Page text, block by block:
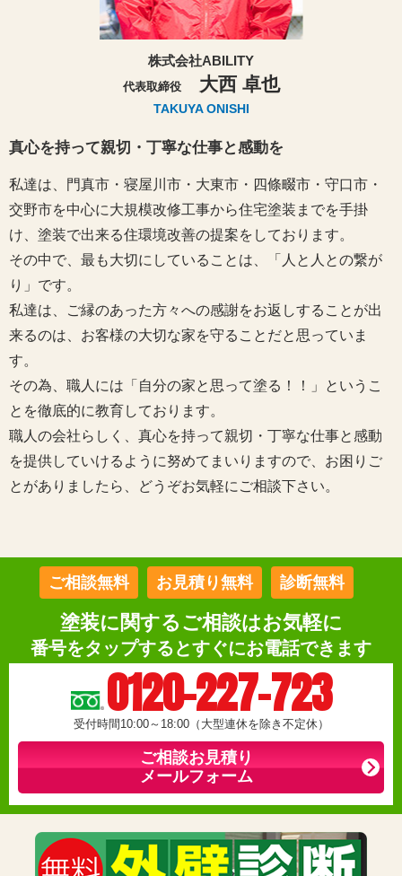
株式会社ABILITY
代表取締役 大西 卓也
TAKUYA ONISHI
真心を持って親切・丁寧な仕事と感動を
私達は、門真市・寝屋川市・大東市・四條畷市・守口市・
交野市を中心に大規模改修工事から住宅塗装までを手掛
け、塗装で出来る住環境改善の提案をしております。
その中で、最も大切にしていることは、「人と人との繋が
り」です。
私達は、ご縁のあった方々への感謝をお返しすることが出
来るのは、お客様の大切な家を守ることだと思っていま
す。
その為、職人には「自分の家と思って塗る！！」というこ
とを徹底的に教育しております。
職人の会社らしく、真心を持って親切・丁寧な仕事と感動
を提供していけるように努めてまいりますので、お困りご
とがありましたら、どうぞお気軽にご相談下さい。
ご相談無料 お見積り無料 診断無料
塗装に関するご相談はお気軽に
番号をタップするとすぐにお電話できます
0120-227-723
受付時間10:00～18:00（大型連休を除き不定休）
ご相談お見積り
メールフォーム